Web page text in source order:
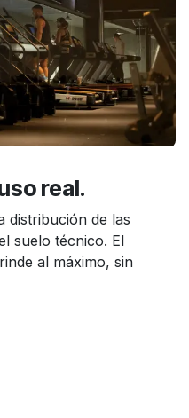
real.
distribución de las
suelo técnico. El
al máximo, sin